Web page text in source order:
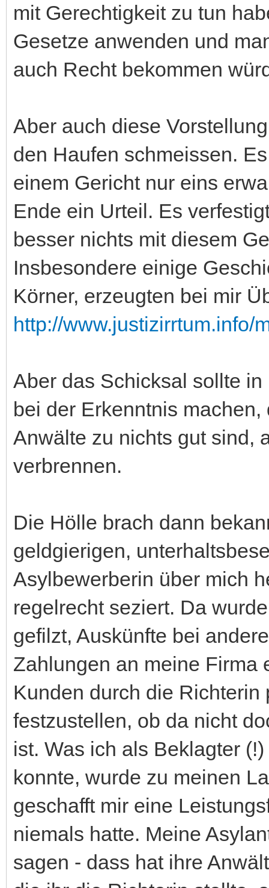
mit Gerechtigkeit zu tun
Gesetze anwenden und
auch Recht bekommen
Aber auch diese
den Haufen schmeissen.
einem Gericht nur eins
Ende ein Urteil. Es
besser nichts mit diesem
Insbesondere einige
Körner, erzeugten bei mir
http://www.justizirrtum.info/
Aber das Schicksal sollte
bei der Erkenntnis
Anwälte zu nichts gut sind,
verbrennen.
Die Hölle brach dann
geldgierigen,
Asylbewerberin über mich
regelrecht seziert. Da
gefilzt, Auskünfte bei
Zahlungen an meine Firma
Kunden durch die
festzustellen, ob da nicht
ist. Was ich als Beklagter
konnte, wurde zu meinen
geschafft mir eine
niemals hatte. Meine
sagen - dass hat ihre